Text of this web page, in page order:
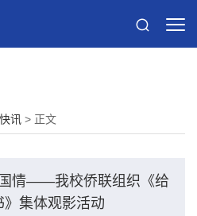
讯 > 正文
情——我校侨联组织《给
》集体观影活动